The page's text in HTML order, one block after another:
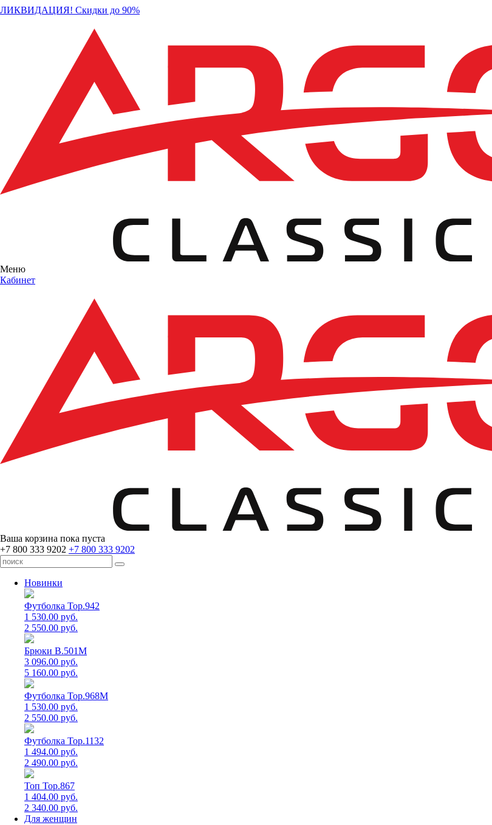
ЛИКВИДАЦИЯ! Скидки до 90%
Меню
Кабинет
Ваша корзина пока пуста
+7 800 333 9202 +7 800 333 9202
Новинки
Футболка Top.942
1 530.00 руб.
2 550.00 руб.
Брюки B.501M
3 096.00 руб.
5 160.00 руб.
Футболка Top.968M
1 530.00 руб.
2 550.00 руб.
Футболка Top.1132
1 494.00 руб.
2 490.00 руб.
Топ Top.867
1 404.00 руб.
2 340.00 руб.
Для женщин